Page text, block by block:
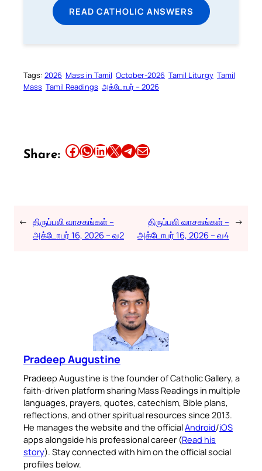
READ CATHOLIC ANSWERS
Tags: 2026 Mass in Tamil October-2026 Tamil Liturgy Tamil
Mass Tamil Readings அக்டோபர் – 2026
Share: Share this article on Facebook Share this article on WhatsApp Share this article on LinkedIn Share this article on X Share this article on TelegramEmail this Article
← திருப்பலி வாசகங்கள் –
அக்டோபர் 16, 2026 – வ2
திருப்பலி வாசகங்கள் –
அக்டோபர் 16, 2026 – வ4
→
Pradeep Augustine
Pradeep Augustine is the founder of Catholic Gallery, a
faith-driven platform sharing Mass Readings in multiple
languages, prayers, quotes, catechism, Bible plans,
reflections, and other spiritual resources since 2013.
He manages the website and the officialAndroid/iOS
apps alongside his professional career (Read his
story). Stay connected with him on the official social
profiles below.